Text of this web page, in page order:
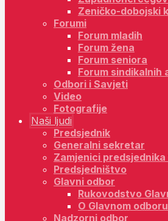
Zeničko-dobojski
Forumi
Forum mladih
Forum žena
Forum seniora
Forum
Odbori i Savjeti
Video
Fotografije
Naši ljudi
Predsjednik
Generalni sekretar
Zamjenici predsjednika
Predsjedništvo
Glavni odbor
Rukovodstvo
O Glavnom odboru
Nadzorni odbor